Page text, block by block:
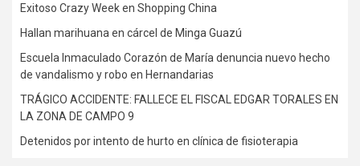
Exitoso Crazy Week en Shopping China
Hallan marihuana en cárcel de Minga Guazú
Escuela Inmaculado Corazón de María denuncia nuevo hecho
de vandalismo y robo en Hernandarias
TRÁGICO ACCIDENTE: FALLECE EL FISCAL EDGAR TORALES EN
LA ZONA DE CAMPO 9
Detenidos por intento de hurto en clínica de fisioterapia